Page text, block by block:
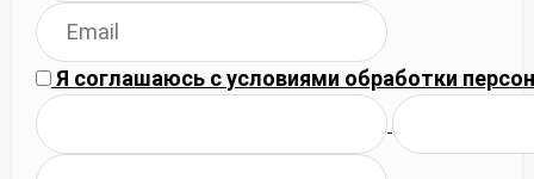
Я соглашаюсь сусловиями обработки